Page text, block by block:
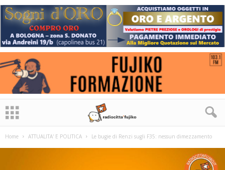
Home ATTUALITA' E POLITICA Le bugie di Renzi sugli F35: nessun dimezzamento